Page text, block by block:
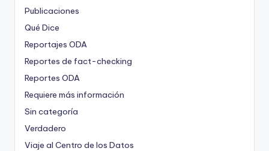
Publicaciones
Qué Dice
Reportajes ODA
Reportes de fact-checking
Reportes ODA
Requiere más información
Sin categoría
Verdadero
Viaje al Centro de los Datos